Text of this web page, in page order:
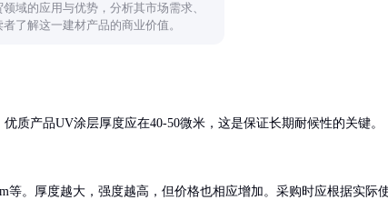
域的应用与优势，分析其市场需求、
了解这一建材产品的商业价值。
质产品UV涂层厚度应在40-50微米，这是保证长期耐候性的关键。
等。厚度越大，强度越高，但价格也相应增加。采购时应根据实际